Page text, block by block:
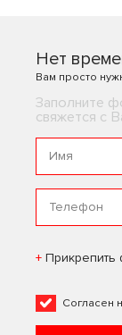
Нет
Вам просто
Заполните
свяжется с
Прикрепить
Согласен